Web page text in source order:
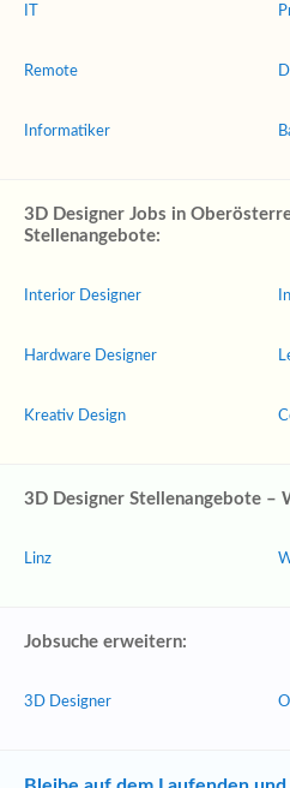
Remote
Informatiker
3D Designer Jobs in
Stellenangebote:
Interior Designer
Hardware Designer
Kreativ Design
3D Designer Stellenangebote –
Linz
Jobsuche erweitern:
3D Designer